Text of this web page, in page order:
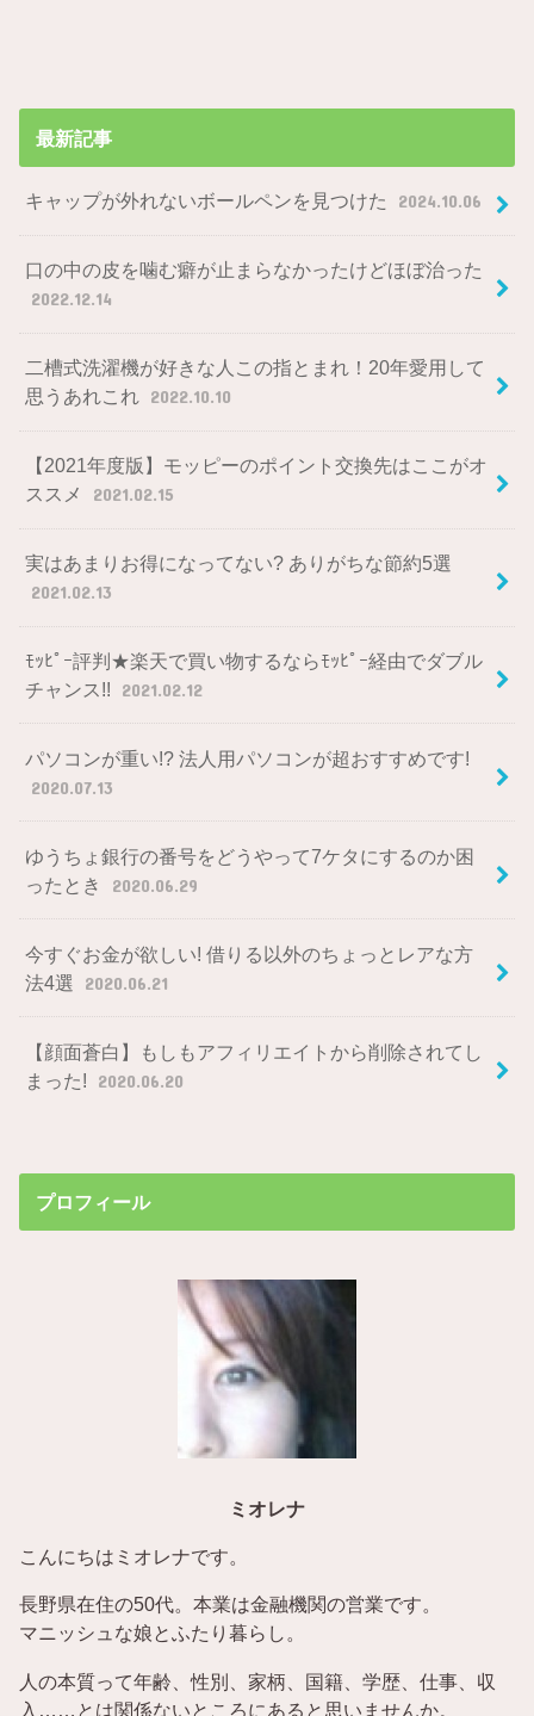
最新記事
キャップが外れないボールペンを見つけた 2024.10.06
口の中の皮を噛む癖が止まらなかったけどほぼ治った
2022.12.14
二槽式洗濯機が好きな人この指とまれ！20年愛用して
思うあれこれ 2022.10.10
【2021年度版】モッピーのポイント交換先はここがオ
ススメ
2021.02.15
実はあまりお得になってない? ありがちな節約5選
2021.02.13
ﾓｯﾋﾟｰ評判★楽天で買い物するならﾓｯﾋﾟｰ経由でダブル
チャンス!!
2021.02.12
パソコンが重い!? 法人用パソコンが超おすすめです!
2020.07.13
ゆうちょ銀行の番号をどうやって7ケタにするのか困
ったとき
2020.06.29
今すぐお金が欲しい! 借りる以外のちょっとレアな方
法4選
2020.06.21
【顔面蒼白】もしもアフィリエイトから削除されてし
まった!
2020.06.20
プロフィール
ミオレナ
こんにちはミオレナです。
長野県在住の50代。本業は金融機関の営業です。
マニッシュな娘とふたり暮らし。
人の本質って年齢、性別、家柄、国籍、学歴、仕事、収
入……とは関係ないところにあると思いませんか。